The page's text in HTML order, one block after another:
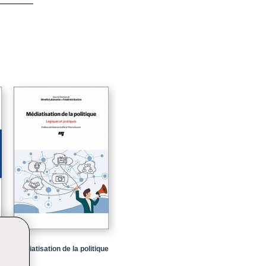
87
109
163
189
229
Médiatisation de la politique